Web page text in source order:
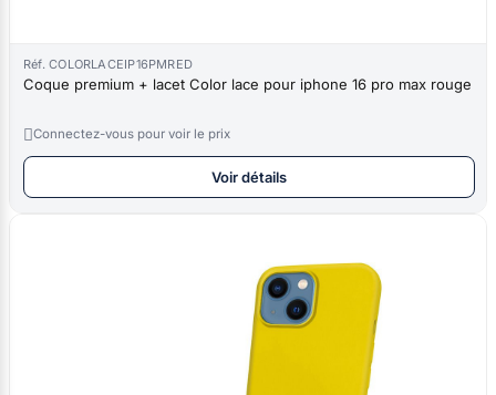
Réf. COLORLACEIP16PMRED
Coque premium + lacet Color lace pour iphone 16 pro max rouge
Connectez-vous pour voir le prix
Voir détails